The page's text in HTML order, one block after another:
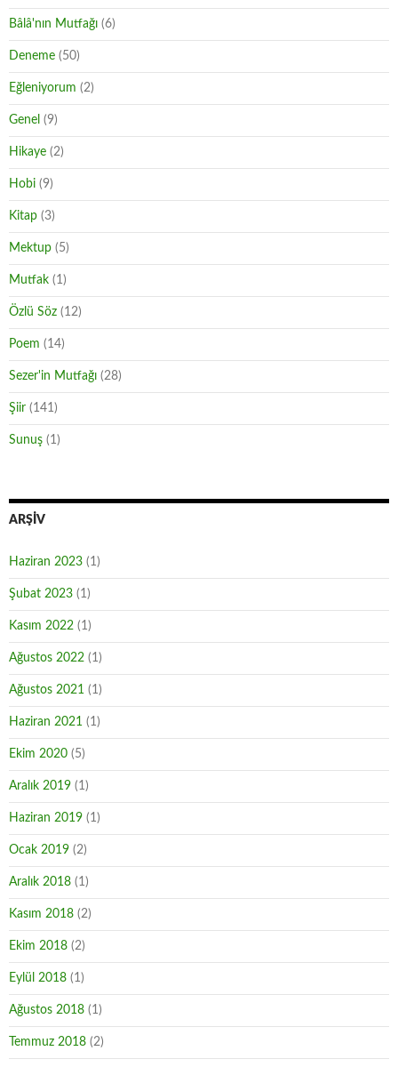
Bâlâ'nın Mutfağı (6)
Deneme (50)
Eğleniyorum (2)
Genel (9)
Hikaye (2)
Hobi (9)
Kitap (3)
Mektup (5)
Mutfak (1)
Özlü Söz (12)
Poem (14)
Sezer'in Mutfağı (28)
Şiir (141)
Sunuş (1)
ARŞIV
Haziran 2023 (1)
Şubat 2023 (1)
Kasım 2022 (1)
Ağustos 2022 (1)
Ağustos 2021 (1)
Haziran 2021 (1)
Ekim 2020 (5)
Aralık 2019 (1)
Haziran 2019 (1)
Ocak 2019 (2)
Aralık 2018 (1)
Kasım 2018 (2)
Ekim 2018 (2)
Eylül 2018 (1)
Ağustos 2018 (1)
Temmuz 2018 (2)